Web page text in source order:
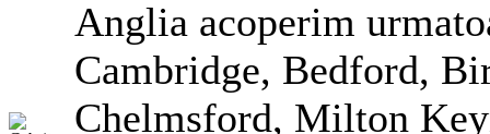
Anglia acoperim
Cambridge, Bedford,
Chelmsford, Milton